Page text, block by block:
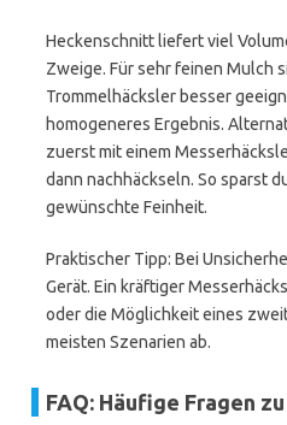
Heckenschnitt liefert viel
Zweige. Für sehr feinen Mulch
Trommelhäcksler besser
homogeneres Ergebnis.
zuerst mit einem
dann nachhäckseln. So sparst
gewünschte Feinheit.
Praktischer Tipp: Bei
Gerät. Ein kräftiger
oder die Möglichkeit eines
meisten Szenarien ab.
FAQ: Häufige Fragen